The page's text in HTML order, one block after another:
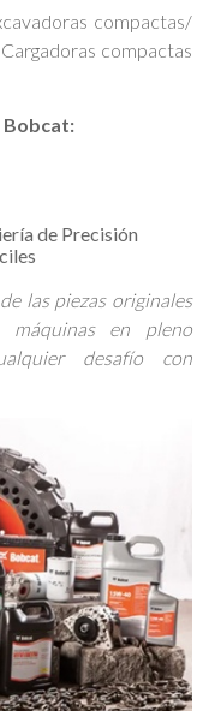
compactas/
compactas
Bobcat:
de Precisión
las piezas originales
máquinas en pleno
desafío con